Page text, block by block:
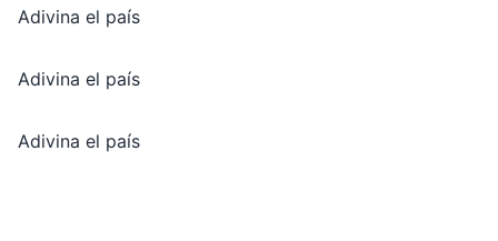
Adivina el país
Adivina el país
Adivina el país